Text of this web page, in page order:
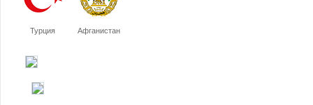
Турция Афганистан